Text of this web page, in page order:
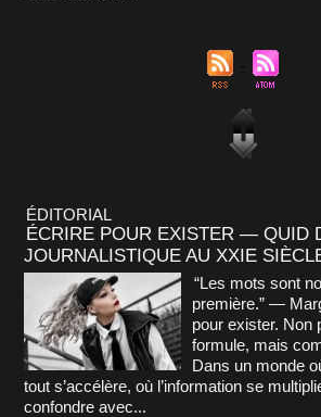
ÉDITORIAL
ÉCRIRE POUR EXISTER — QUID
JOURNALISTIQUE AU XXIE
“Les mots sont
première.” —
pour exister. Non
formule, mais
Dans un monde
tout s’accélère, où l’information se
confondre avec...